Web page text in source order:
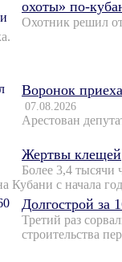
охоты» по-
Охотник решил
Воронок
07.08.2026
Арестован
Жертвы клещей
Более 3,4 тысячи
Кубани с начала
Долгострой за
Третий раз
строительства